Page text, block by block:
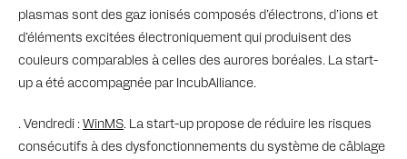
plasmas sont des gaz ionisés composés d’électrons, d’ions et
d’éléments excitées électroniquement qui produisent des
couleurs comparables à celles des aurores boréales. La start-
up a été accompagnée par IncubAlliance.
. Vendredi :WinMS. La start-up propose de réduire les risques
consécutifs à des dysfonctionnements du système de câblage